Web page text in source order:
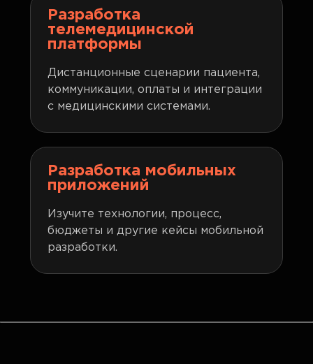
Разработка
телемедицинской
платформы
Дистанционные сценарии пациента,
коммуникации, оплаты и интеграции
с медицинскими системами.
Разработка мобильных
приложений
Изучите технологии, процесс,
бюджеты и другие кейсы мобильной
разработки.